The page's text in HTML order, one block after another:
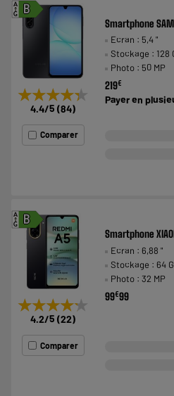
B
A
G
★★★★★
★★★★★
4.4/5 (84)
Comparer
Smartphone
Ecran : 5,4 "
Stockage : 128
Photo : 50 MP
219€
Payer en
B
A
G
★★★★★
★★★★★
4.2/5 (22)
Comparer
Smartphone
Ecran : 6,88 "
Stockage : 64
Photo : 32 MP
99€99